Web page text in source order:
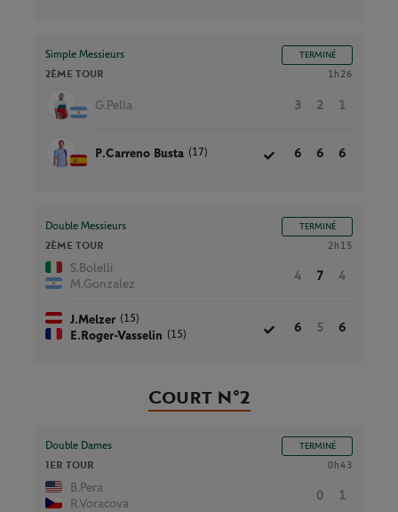
Simple Messieurs TERMINÉ
2ÈME TOUR 1h26
G.Pella 3 2 1
P.Carreno Busta (17) 6 6 6
Double Messieurs TERMINÉ
2ÈME TOUR 2h15
S.Bolelli
M.Gonzalez
4 7 4
J.Melzer (15)
E.Roger-Vasselin (15)
6 5 6
Court N°2
Double Dames TERMINÉ
1ER TOUR 0h43
B.Pera
R.Voracova
0 1